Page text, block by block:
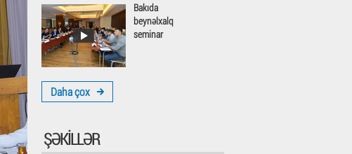
Bakıda
beynəlxalq
seminar
Daha çox
ŞƏKILLƏR